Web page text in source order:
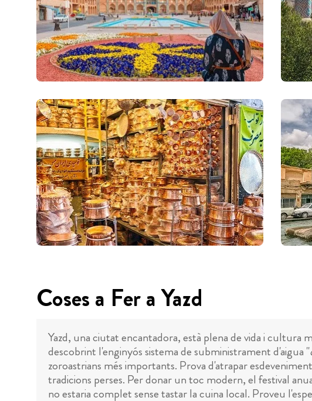
Coses a Fer a Yazd
Yazd, una ciutat encantadora, està plena de vida i cultura
descobrint l'enginyós sistema de subministrament d'aigua "
zoroastrians més importants. Prova d'atrapar
tradicions perses. Per donar un toc modern, el festival
no estaria complet sense tastar la cuina local. Proveu